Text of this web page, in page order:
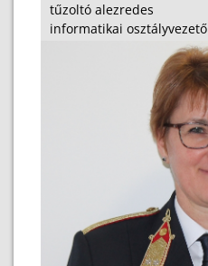
tűzoltó alezredes
informatikai osztályvezető